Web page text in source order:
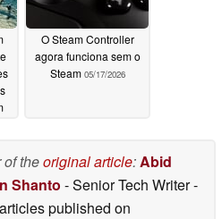
O Steam Controller
agora funciona sem o
Steam 05/17/2026
theoriginal article:Abid
Shanto - Senior Tech Writer-
published on